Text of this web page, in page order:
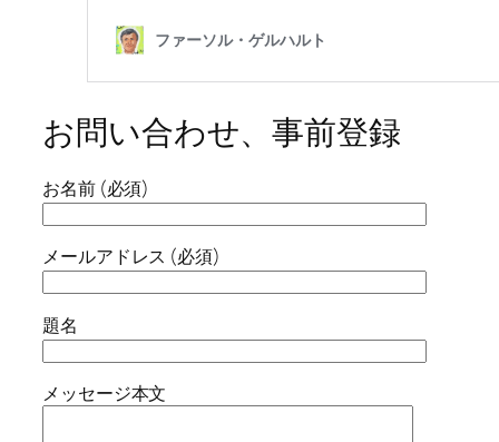
お問い合わせ、事前登録
お名前 (必須)
メールアドレス (必須)
題名
メッセージ本文